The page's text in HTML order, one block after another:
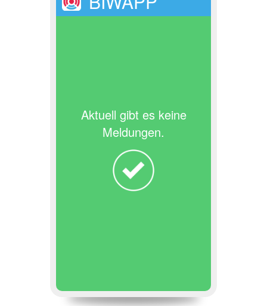
Aktuell gibt es keine
Meldungen.